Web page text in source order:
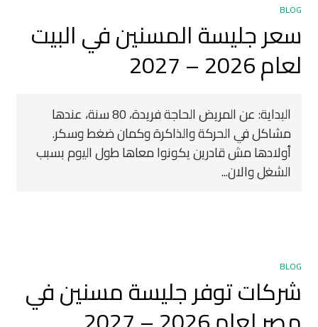
BLOG
سعر جليسة المسنين في البيت
لعام 2026 – 2027
البداية: عن المريض الحاجة فريدة، 80 سنة، عندها
مشاكل في الحركة والذاكرة وكمان ضغط وسكر.
أولادها مش قادرين يكونوا معاها طول اليوم بسبب
الشغل والان...
BLOG
شركات توفر جليسة مسنين في